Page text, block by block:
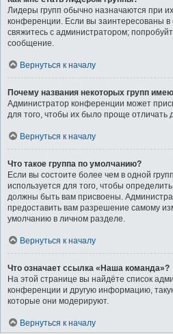
Лидеры групп обычно назначаются при
конференции. Если вы заинтересованы в
свяжитесь с администратором;
сообщение.
Вернуться к началу
Почему названия некоторых групп
Администратор конференции может
для того, чтобы их было проще отличать
Вернуться к началу
Что такое группа по умолчанию?
Если вы состоите более чем в одной
используется для того, чтобы
должны быть вам присвоены.
предоставить вам разрешение самому
умолчанию в личном разделе.
Вернуться к началу
Что означает ссылка «Наша команда»?
На этой странице вы найдёте список
конференции и другую информацию,
которые они модерируют.
Вернуться к началу